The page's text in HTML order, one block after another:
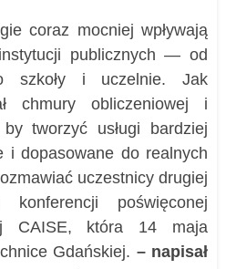
coraz mocniej wpływają
publicznych — od
szkoły i uczelnie. Jak
chmury obliczeniowej i
tworzyć usługi bardziej
i dopasowane do realnych
uczestnicy drugiej
konferencji poświęconej
CAISE, która 14 maja
Gdańskiej. – napisał